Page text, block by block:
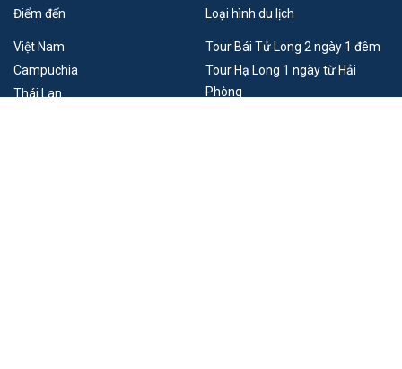
Điểm đến
Việt Nam
Campuchia
Thái Lan
Loại hình du lịch
Tour Bái Tử Long 2 ngày 1 đêm
Tour Hạ Long 1 ngày từ Hải
Phòng